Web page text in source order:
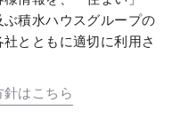
ぶ積水ハウスグループの
とともに適切に利用さ
はこちら